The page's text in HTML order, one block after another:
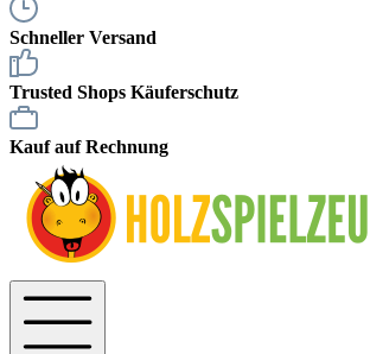
Schneller Versand
Trusted Shops Käuferschutz
Kauf auf Rechnung